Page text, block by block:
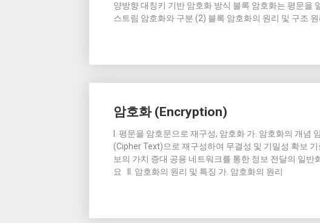
양방향 대칭키 기반 암호화 방식 블록 암호화는 평문을
스트림 암호화와 구분 (2) 블록 암호화의 원리 및 구조
암호화 (Encryption)
I. 평문을 암호문으로 재구성, 암호화 가. 암호화의 개
(Cipher Text)으로 재구성하여 무결성 및 기밀성 확보
보의 가치 증대 공용 네트워크를 통한 정보 전달의 일반
요 II. 암호화의 원리 및 특징 가. 암호화의 원리